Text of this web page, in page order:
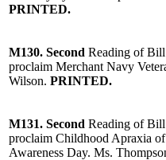
PRINTED.
M130. Second Reading of
proclaim Merchant Navy
Wilson. PRINTED.
M131. Second Reading of
proclaim Childhood Apraxia of
Awareness Day. Ms.